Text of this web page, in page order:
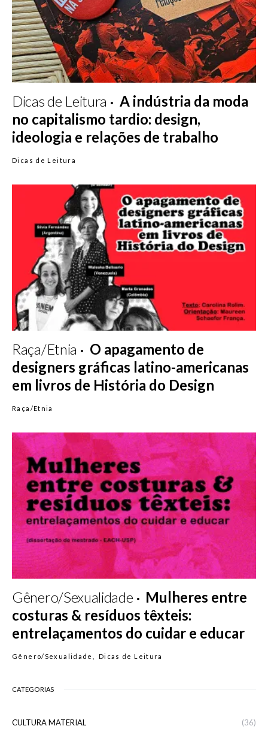
Dicas de Leitura
A indústria da moda
no capitalismo tardio: design,
ideologia e relações de trabalho
Dicas de Leitura
Raça/Etnia
O apagamento de
designers gráficas latino-americanas
em livros de História do Design
Raça/Etnia
Gênero/Sexualidade
Mulheres entre
costuras & resíduos têxteis:
entrelaçamentos do cuidar e educar
Gênero/Sexualidade Dicas de Leitura
CATEGORIAS
CULTURA MATERIAL (36)